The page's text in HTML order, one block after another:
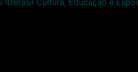
Cultura, Educação e